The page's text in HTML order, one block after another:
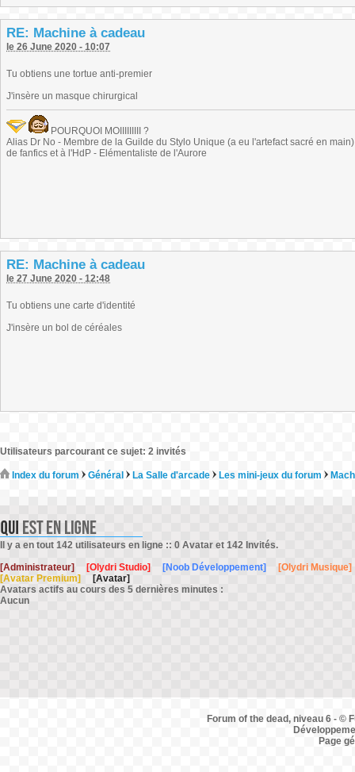
RE: Machine à cadeau
le 26 June 2020 - 10:07
Tu obtiens une tortue anti-premier
J'insère un masque chirurgical
POURQUOI MOIIIIIIIII ?
Alias Dr No - Membre de la Guilde du Stylo Unique (a eu l'artefact sacré en
de fanfics et à l'HdP - Elémentaliste de l'Aurore
RE: Machine à cadeau
le 27 June 2020 - 12:48
Tu obtiens une carte d'identité
J'insère un bol de céréales
Utilisateurs parcourant ce sujet: 2 invités
Index du forum Général La Salle d'arcade Les mini-jeux du forum
Il y a en tout 142 utilisateurs en ligne :: 0 Avatar et 142 Invités.
[Administrateur]
[Olydri Studio] [Noob Développement]
[Olydri Musique]
[Avatar Premium]
[Avatar]
Avatars actifs au cours des 5 dernières minutes :
Aucun
Forum of the dead, niveau 6 - ©
Page